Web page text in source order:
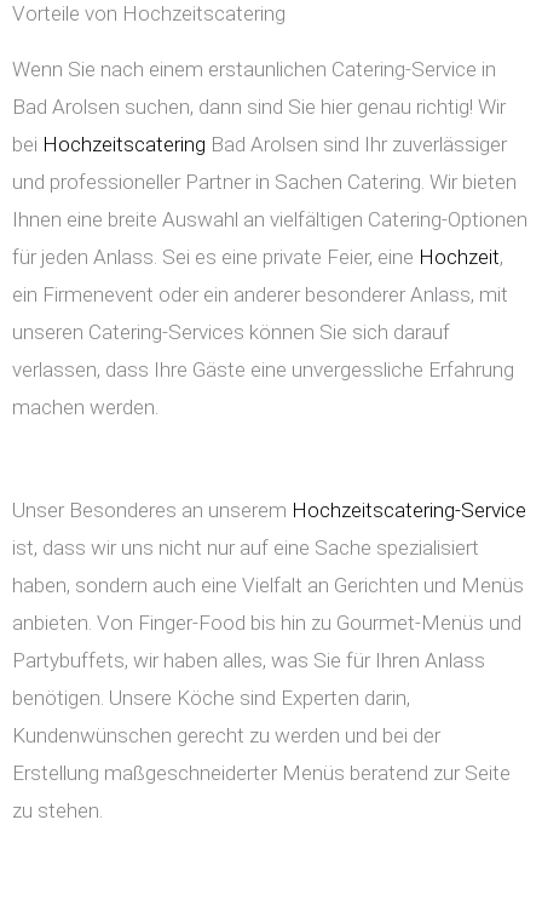
Vorteile von Hochzeitscatering
Wenn Sie nach einem erstaunlichen Catering-Service in
Bad Arolsen suchen, dann sind Sie hier genau richtig! Wir
bei Hochzeitscatering Bad Arolsen sind Ihr zuverlässiger
und professioneller Partner in Sachen Catering. Wir bieten
Ihnen eine breite Auswahl an vielfältigen Catering-Optionen
für jeden Anlass. Sei es eine private Feier, eine Hochzeit,
ein Firmenevent oder ein anderer besonderer Anlass, mit
unseren Catering-Services können Sie sich darauf
verlassen, dass Ihre Gäste eine unvergessliche Erfahrung
machen werden.
Unser Besonderes an unserem Hochzeitscatering-Service
ist, dass wir uns nicht nur auf eine Sache spezialisiert
haben, sondern auch eine Vielfalt an Gerichten und Menüs
anbieten. Von Finger-Food bis hin zu Gourmet-Menüs und
Partybuffets, wir haben alles, was Sie für Ihren Anlass
benötigen. Unsere Köche sind Experten darin,
Kundenwünschen gerecht zu werden und bei der
Erstellung maßgeschneiderter Menüs beratend zur Seite
zu stehen.